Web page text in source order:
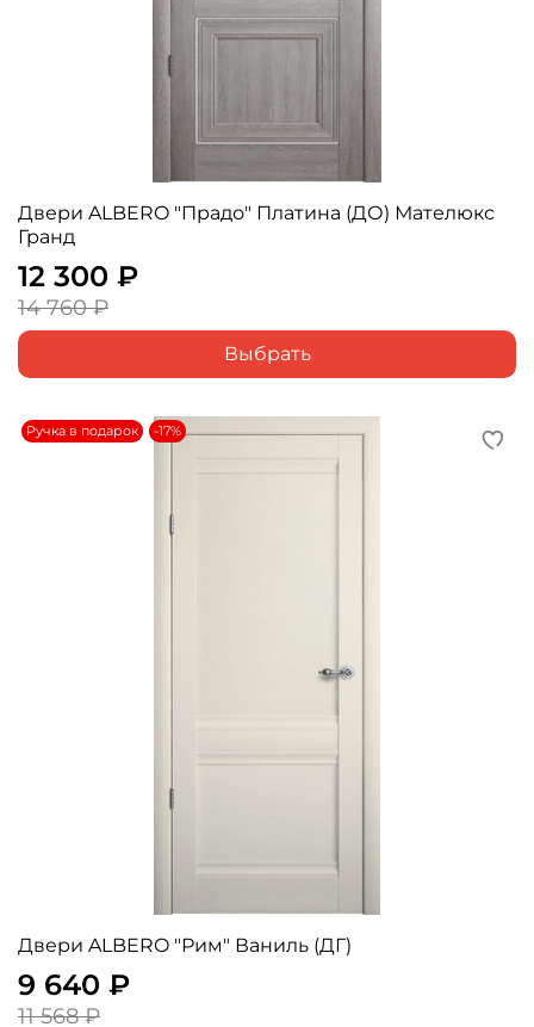
Двери ALBERO "Прадо" Платина (ДО) Мателюкс
Гранд
12 300 ₽
14 760 ₽
Выбрать
Ручка в подарок -17%
Двери ALBERO "Рим" Ваниль (ДГ)
9 640 ₽
11 568 ₽